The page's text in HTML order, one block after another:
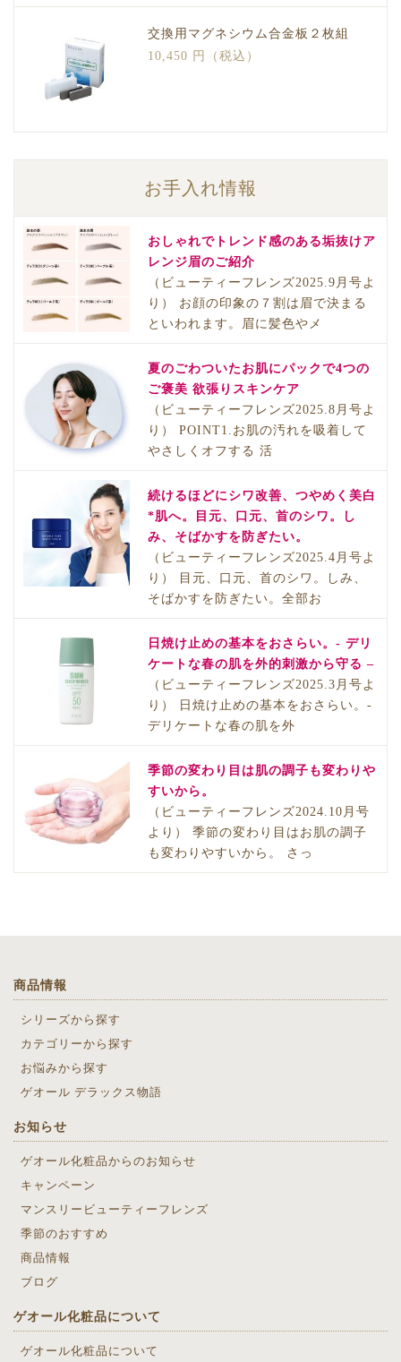
交換用マグネシウム合金板２枚組
10,450 円（税込）
お手入れ情報
おしゃれでトレンド感のある垢抜けア
レンジ眉のご紹介
（ビューティーフレンズ2025.9月号よ
り） お顔の印象の７割は眉で決まる
といわれます。眉に髪色やメ
夏のごわついたお肌にパックで4つの
ご褒美 欲張りスキンケア
（ビューティーフレンズ2025.8月号よ
り） POINT1.お肌の汚れを吸着して
やさしくオフする 活
続けるほどにシワ改善、つやめく美白
*肌へ。目元、口元、首のシワ。し
み、そばかすを防ぎたい。
（ビューティーフレンズ2025.4月号よ
り） 目元、口元、首のシワ。しみ、
そばかすを防ぎたい。全部お
日焼け止めの基本をおさらい。- デリ
ケートな春の肌を外的刺激から守る –
（ビューティーフレンズ2025.3月号よ
り） 日焼け止めの基本をおさらい。-
デリケートな春の肌を外
季節の変わり目は肌の調子も変わりや
すいから。
（ビューティーフレンズ2024.10月号
より） 季節の変わり目はお肌の調子
も変わりやすいから。 さっ
商品情報
シリーズから探す
カテゴリーから探す
お悩みから探す
ゲオール デラックス物語
お知らせ
ゲオール化粧品からのお知らせ
キャンペーン
マンスリービューティーフレンズ
季節のおすすめ
商品情報
ブログ
ゲオール化粧品について
ゲオール化粧品について